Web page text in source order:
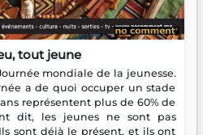
tout jeune
mondiale de la jeunesse.
a de quoi occuper un stade
représentent plus de 60% de
dit, les jeunes ne sont pas
sont déjà le présent, et ils ont